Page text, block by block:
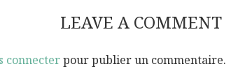
LEAVE A COMMENT
connecterpour publier un commentaire.